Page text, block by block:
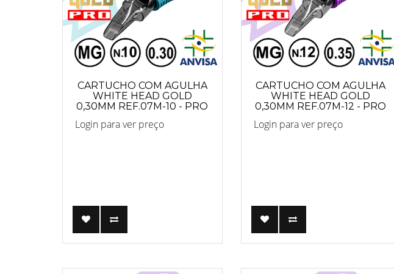
CARTUCHO COM AGULHA
WHITE HEAD GOLD
0,30MM REF.07M-10 - PRO
Login para ver preço
CARTUCHO COM AGULHA
WHITE HEAD GOLD
0,30MM REF.07M-12 - PRO
Login para ver preço